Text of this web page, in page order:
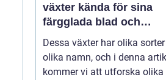
växter kända för sina
färgglada blad och
dekorativa utseende
Dessa växter har olika
olika namn, och i denna
kommer vi att utforska olika